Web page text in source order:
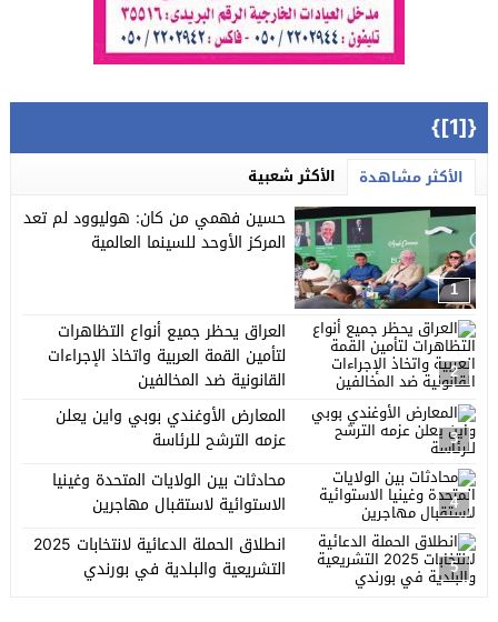
{[1]}
الأكثر مشاهدة الأكثر شعبية
1
حسين فهمي من كان: هوليوود لم تعد
المركز الأوحد للسينما العالمية
2
العراق يحظر جميع أنواع التظاهرات
لتأمين القمة العربية واتخاذ الإجراءات
القانونية ضد المخالفين
3
المعارض الأوغندي بوبي واين يعلن
عزمه الترشح للرئاسة
4
محادثات بين الولايات المتحدة وغينيا
الاستوائية لاستقبال مهاجرين
5
انطلاق الحملة الدعائية لانتخابات 2025
التشريعية والبلدية في بورندي